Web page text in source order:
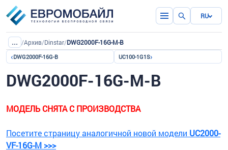
RU
... /Архив/Dinstar/DWG2000F-16G-M-B
‹DWG2000F-16G-B UC100-1G1S›
DWG2000F-16G-M-B
МОДЕЛЬ СНЯТА С ПРОИЗВОДСТВА
Посетите страницу аналогичной новой модели UC2000-
VF-16G-M >>>